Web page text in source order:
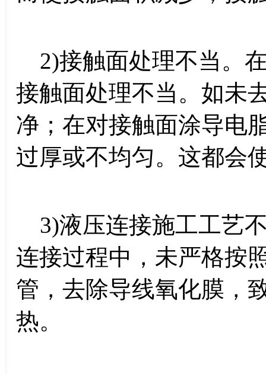
2)接触面处理不当。
接触面处理不当。如未
净；在对接触面涂导电
过厚或不均匀。这都会
3)液压连接施工工艺
连接过程中，未严格按
管，去除导线氧化膜，
热。